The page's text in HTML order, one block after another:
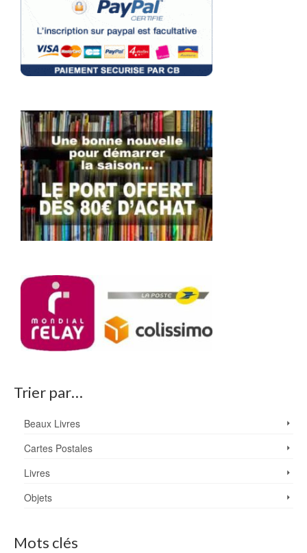
Trier par…
Beaux Livres
Cartes Postales
Livres
Objets
Mots clés